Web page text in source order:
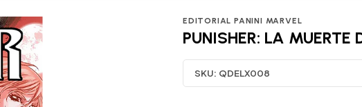
EDITORIAL PANINI MARVEL
PUNISHER: LA MUERTE
SKU: QDELX008